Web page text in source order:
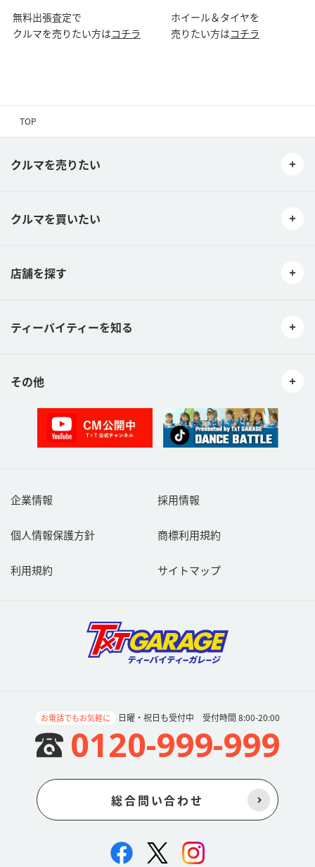
無料出張査定で
クルマを売りたい方はコチラ
ホイール＆タイヤを
売りたい方はコチラ
TOP
お電話でもお気軽に 日曜・祝日も受付中 受付時間 8:00-20:00
0120-999-999
総合問い合わせ
クルマを売りたい
クルマを買いたい
店舗を探す
ティーバイティーを知る
その他
企業情報 採用情報
個人情報保護方針 商標利用規約
利用規約 サイトマップ